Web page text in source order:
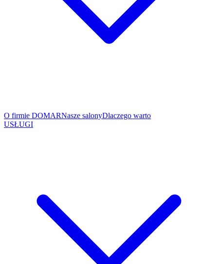
O firmie DOMARNasze salonyDlaczego warto
USŁUGI